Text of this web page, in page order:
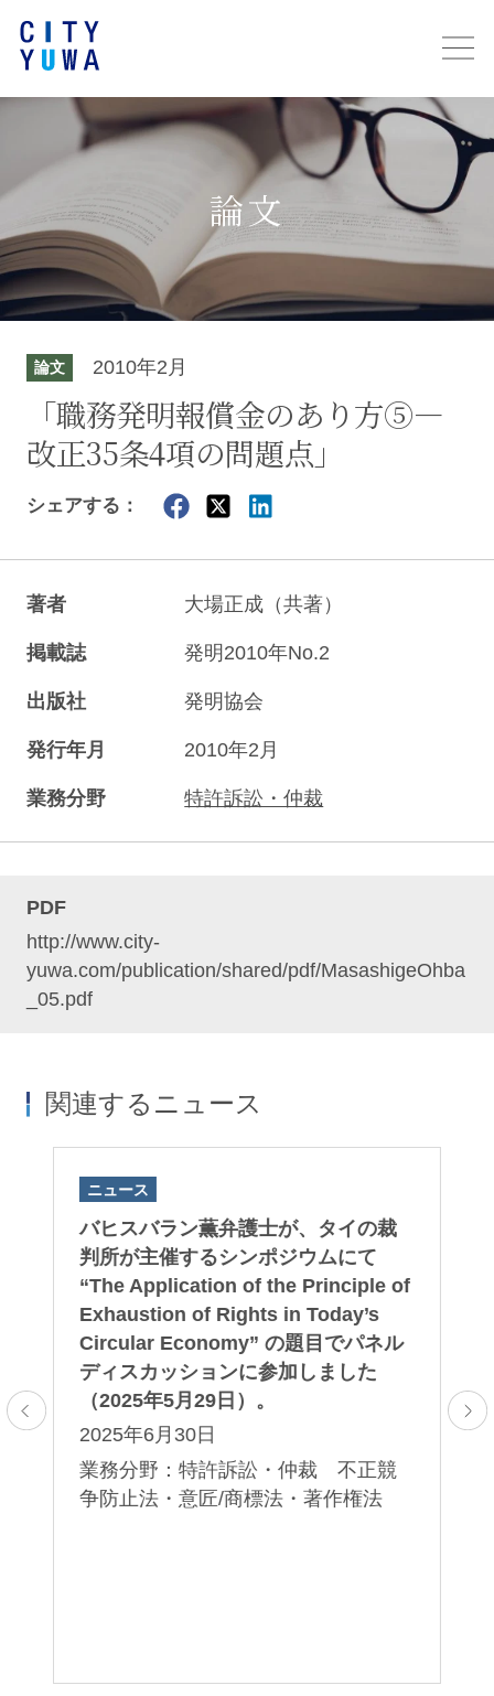
論文
論文 2010年2月
「職務発明報償金のあり方⑤―
改正35条4項の問題点」
シェアする：
著者 大場正成（共著）
掲載誌 発明2010年No.2
出版社 発明協会
発行年月 2010年2月
業務分野 特許訴訟・仲裁
PDF
http://www.city-
yuwa.com/publication/shared/pdf/MasashigeOhba
_05.pdf
関連するニュース
ニュース
バヒスバラン薫弁護士が、タイの裁
判所が主催するシンポジウムにて
“The Application of the Principle of
Exhaustion of Rights in Today’s
Circular Economy” の題目でパネル
ディスカッションに参加しました
（2025年5月29日）。
2025年6月30日
業務分野：特許訴訟・仲裁 不正競
争防止法・意匠/商標法・著作権法